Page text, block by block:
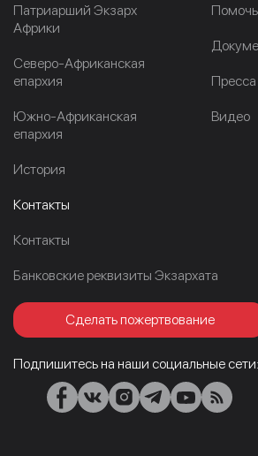
Патриарший Экзарх
Африки
Северо-Африканская
епархия
Южно-Африканская
епархия
История
Помочь
Пресса
Видео
Контакты
Контакты
Банковские реквизиты Экзархата
Сделать пожертвование
Подпишитесь на наши социальные сети: